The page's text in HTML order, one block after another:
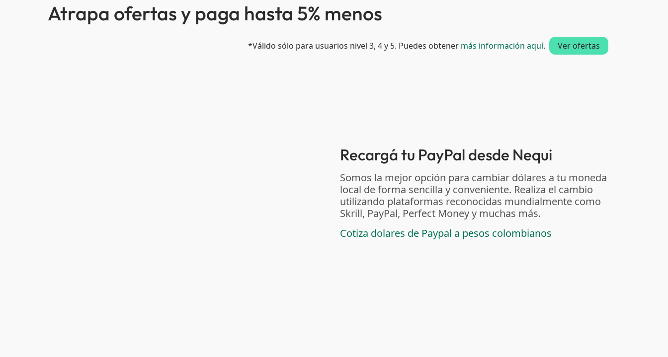
Atrapa ofertas y paga hasta 5% menos
*Válido sólo para usuarios nivel 3, 4 y 5. Puedes obtener más información aquí. Ver ofertas
Recargá tu PayPal desde Nequi
Somos la mejor opción para cambiar dólares a tu moneda
local de forma sencilla y conveniente. Realiza el cambio
utilizando plataformas reconocidas mundialmente como
Skrill, PayPal, Perfect Money y muchas más.
Cotiza dolares de Paypal a pesos colombianos